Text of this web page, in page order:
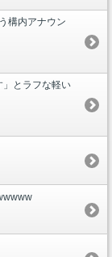
構内アナウン
とラフな軽い